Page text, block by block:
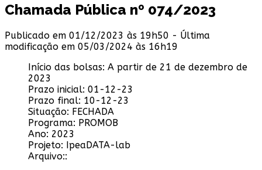
Chamada Pública nº 074/2023
Publicado em 01/12/2023 às 19h50 - Última
modificação em 05/03/2024 às 16h19
Início das bolsas: A partir de 21 de dezembro de
2023
Prazo inicial: 01-12-23
Prazo final: 10-12-23
Situação: FECHADA
Programa: PROMOB
Ano: 2023
Projeto: IpeaDATA-lab
Arquivo::